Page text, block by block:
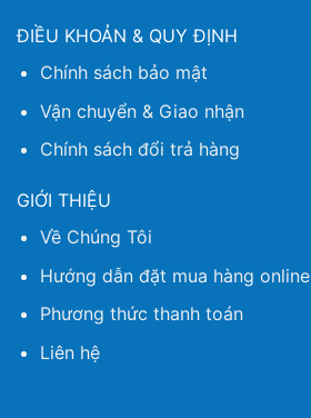
ĐIỀU KHOẢN & QUY ĐỊNH
Chính sách bảo mật
Vận chuyển & Giao nhận
Chính sách đổi trả hàng
GIỚI THIỆU
Về Chúng Tôi
Hướng dẫn đặt mua hàng online
Phương thức thanh toán
Liên hệ